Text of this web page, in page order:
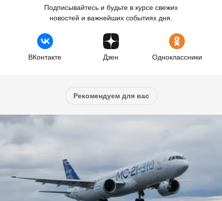
Подписывайтесь и будьте в курсе свежих
новостей и важнейших событиях дня.
ВКонтакте Дзен Одноклассники
Рекомендуем для вас